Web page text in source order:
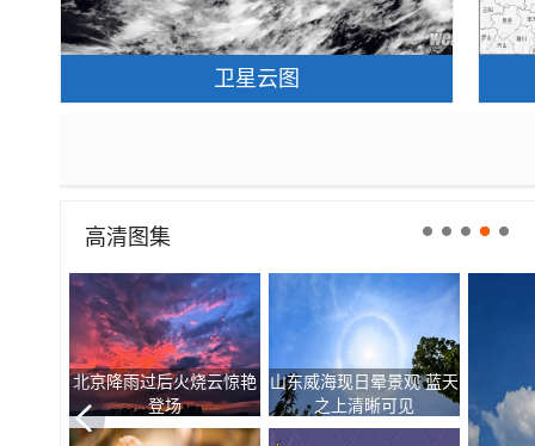
卫星云图
高清图集
北京降雨过后火烧云惊艳
登场
山东威海现日晕景观 蓝天
之上清晰可见